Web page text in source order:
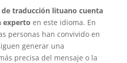
traducción lituano cuenta
experto en este idioma. En
personas han convivido en
generar una
precisa del mensaje o la